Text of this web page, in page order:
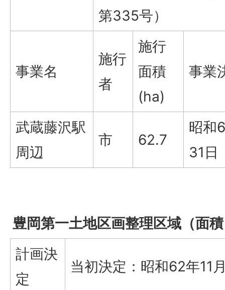
第335号）
事業名
施行
者
施行
面積
(ha)
事業
武蔵藤沢駅
周辺
市 62.7
昭和
31日
豊岡第一土地区画整理区域（面
計画決
定
当初決定：昭和62年11